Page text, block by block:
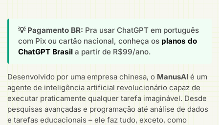
💡 Pagamento BR: Pra usar ChatGPT em português
com Pix ou cartão nacional, conheça os planos do
ChatGPT Brasil a partir de R$99/ano.
Desenvolvido por uma empresa chinesa, o ManusAI é um
agente de inteligência artificial revolucionário capaz de
executar praticamente qualquer tarefa imaginável. Desde
pesquisas avançadas e programação até análise de dados
e tarefas educacionais – ele faz tudo, exceto, como